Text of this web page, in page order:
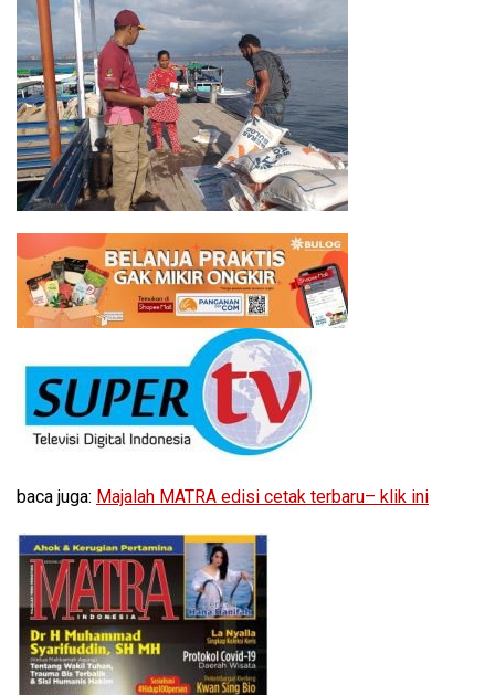
baca juga: Majalah MATRA edisi cetak terbaru– klik ini